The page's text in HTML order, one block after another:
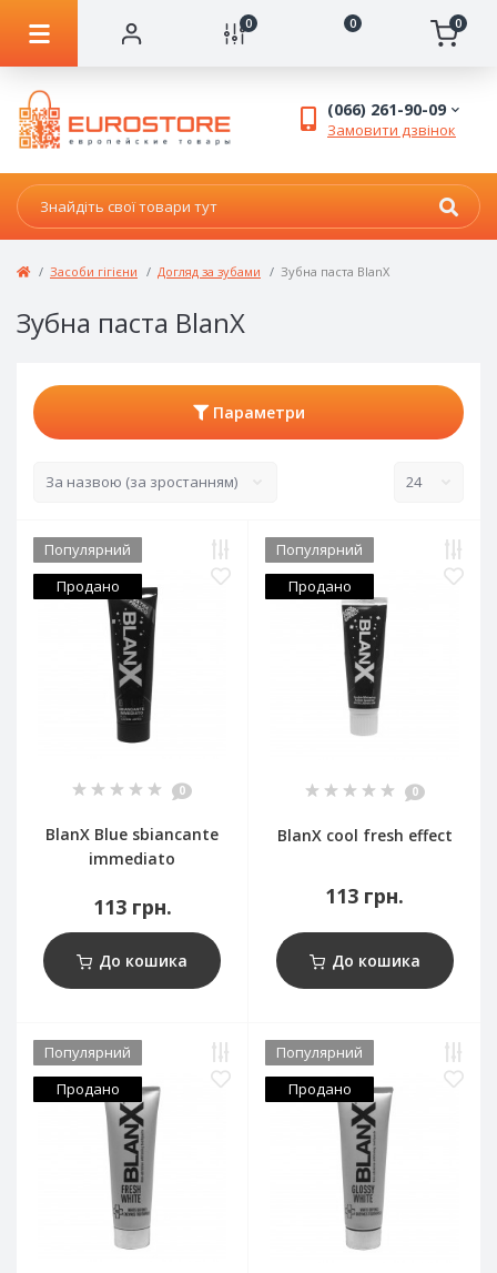
0 0 0
(066) 261-90-09
Замовити дзвінок
Засоби гігієни Догляд за зубами Зубна паста BlanX
Зубна паста BlanX
Параметри
Популярний
Продано
0
BlanX Blue sbiancante
immediato
113 грн.
До кошика
Популярний
Продано
0
BlanX cool fresh effect
113 грн.
До кошика
Популярний
Продано
Популярний
Продано